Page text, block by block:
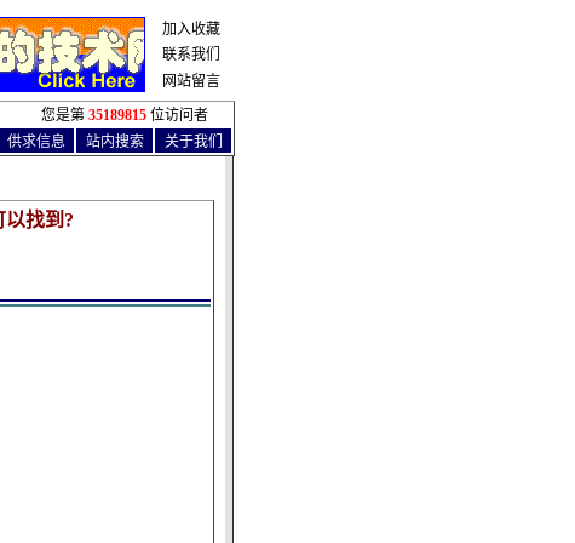
加入收藏
联系我们
网站留言
您是第 35189815 位访问者
供求信息 站内搜索 关于我们
找到?